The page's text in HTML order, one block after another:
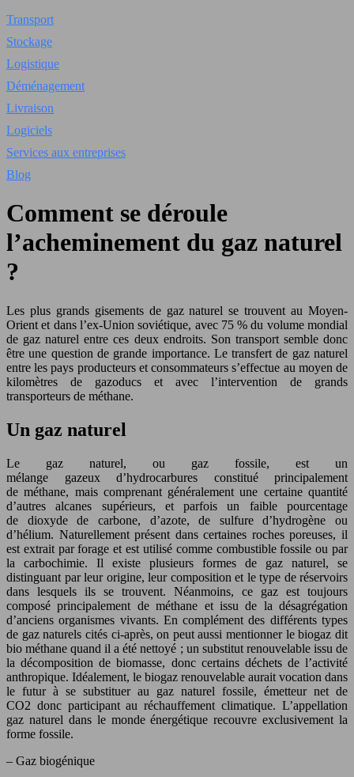
Transport
Stockage
Logistique
Déménagement
Livraison
Logiciels
Services aux entreprises
Blog
Comment se déroule
l’acheminement du gaz naturel
?
Les plus grands gisements de gaz naturel se trouvent au Moyen-
Orient et dans l’ex-Union soviétique, avec 75 % du volume mondial
de gaz naturel entre ces deux endroits. Son transport semble donc
être une question de grande importance. Le transfert de gaz naturel
entre les pays producteurs et consommateurs s’effectue au moyen de
kilomètres de gazoducs et avec l’intervention de grands
transporteurs de méthane.
Un gaz naturel
Le gaz naturel, ou gaz fossile, est un
mélange gazeux d’hydrocarbures constitué principalement
de méthane, mais comprenant généralement une certaine quantité
d’autres alcanes supérieurs, et parfois un faible pourcentage
de dioxyde de carbone, d’azote, de sulfure d’hydrogène ou
d’hélium. Naturellement présent dans certaines roches poreuses, il
est extrait par forage et est utilisé comme combustible fossile ou par
la carbochimie. Il existe plusieurs formes de gaz naturel, se
distinguant par leur origine, leur composition et le type de réservoirs
dans lesquels ils se trouvent. Néanmoins, ce gaz est toujours
composé principalement de méthane et issu de la désagrégation
d’anciens organismes vivants. En complément des différents types
de gaz naturels cités ci-après, on peut aussi mentionner le biogaz dit
bio méthane quand il a été nettoyé ; un substitut renouvelable issu de
la décomposition de biomasse, donc certains déchets de l’activité
anthropique. Idéalement, le biogaz renouvelable aurait vocation dans
le futur à se substituer au gaz naturel fossile, émetteur net de
CO2 donc participant au réchauffement climatique. L’appellation
gaz naturel dans le monde énergétique recouvre exclusivement la
forme fossile.
– Gaz biogénique